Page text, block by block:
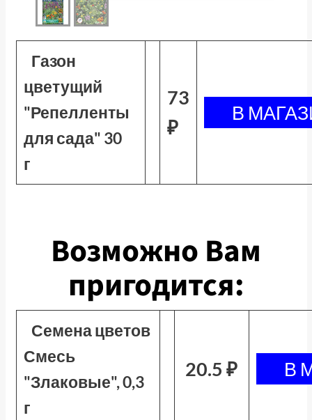
Газон
цветущий
"Репелленты
для сада" 30
г
73
₽
Возможно Вам
пригодится:
Семена цветов
Смесь
"Злаковые", 0,3
г
20.5 ₽